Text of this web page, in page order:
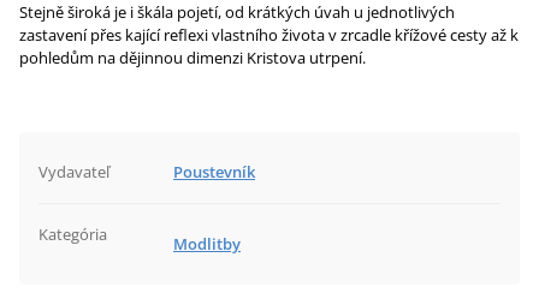
Stejně široká je i škála pojetí, od krátkých úvah u jednotlivých
zastavení přes kající reflexi vlastního života v zrcadle křížové cesty až k
pohledům na dějinnou dimenzi Kristova utrpení.
Vydavateľ Poustevník
Kategória Modlitby